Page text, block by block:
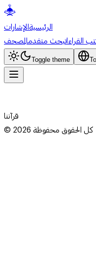
الرئيسيةالإشارات
القراءاتبحث متقدمالمصحف
Toggle theme
قرآننا
© 2026كل الحقوق محفوظة